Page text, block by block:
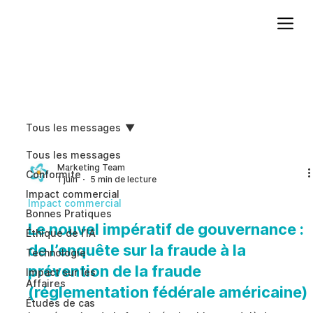
Tous les messages
Conformite
Impact commercial
Bonnes Pratiques
Éthique de l’IA
Technologie
Impact sur les
Affaires
Études de cas
Tous les messages
Marketing Team
1 juin
5 min de lecture
Impact commercial
Le nouvel impératif de gouvernance :
de l’enquête sur la fraude à la
prévention de la fraude
(réglementation fédérale américaine)